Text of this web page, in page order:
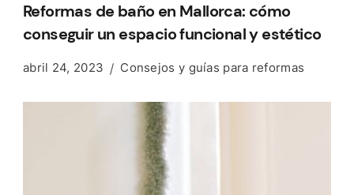
Reformas de baño en Mallorca: cómo
conseguir un espacio funcional y estético
abril 24, 2023 Consejos y guías para reformas